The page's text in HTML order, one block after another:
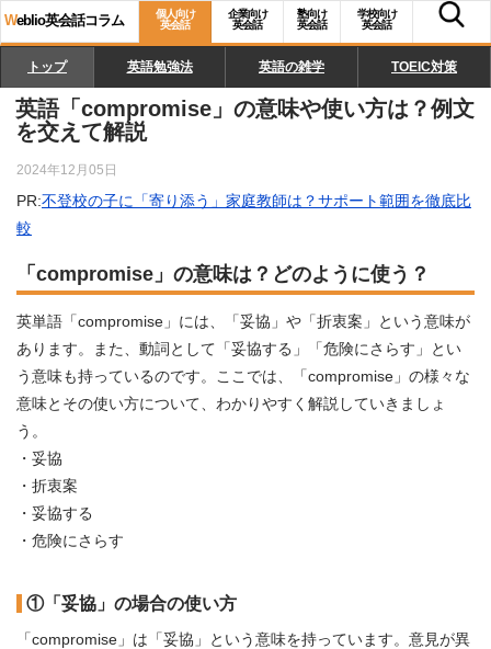
Weblio英会話コラム
個人向け
英会話
企業向け
英会話
塾向け
英会話
学校向け
英会話
トップ 英語勉強法 英語の雑学 TOEIC対策
英語「compromise」の意味や使い方は？例文
を交えて解説
2024年12月05日
PR:不登校の子に「寄り添う」家庭教師は？サポート範囲を徹底比
較
「compromise」の意味は？どのように使う？
英単語「compromise」には、「妥協」や「折衷案」という意味が
あります。また、動詞として「妥協する」「危険にさらす」とい
う意味も持っているのです。ここでは、「compromise」の様々な
意味とその使い方について、わかりやすく解説していきましょ
う。
・妥協
・折衷案
・妥協する
・危険にさらす
①「妥協」の場合の使い方
「compromise」は「妥協」という意味を持っています。意見が異